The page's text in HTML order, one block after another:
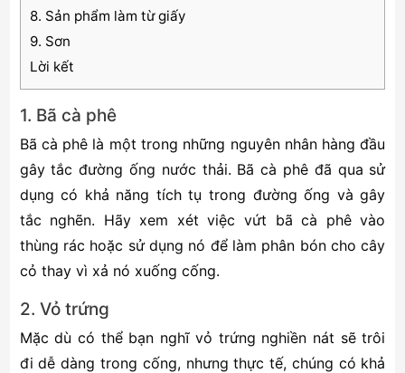
8. Sản phẩm làm từ giấy
9. Sơn
Lời kết
1. Bã cà phê
Bã cà phê là một trong những nguyên nhân hàng đầu
gây tắc đường ống nước thải. Bã cà phê đã qua sử
dụng có khả năng tích tụ trong đường ống và gây
tắc nghẽn. Hãy xem xét việc vứt bã cà phê vào
thùng rác hoặc sử dụng nó để làm phân bón cho cây
cỏ thay vì xả nó xuống cống.
2. Vỏ trứng
Mặc dù có thể bạn nghĩ vỏ trứng nghiền nát sẽ trôi
đi dễ dàng trong cống, nhưng thực tế, chúng có khả